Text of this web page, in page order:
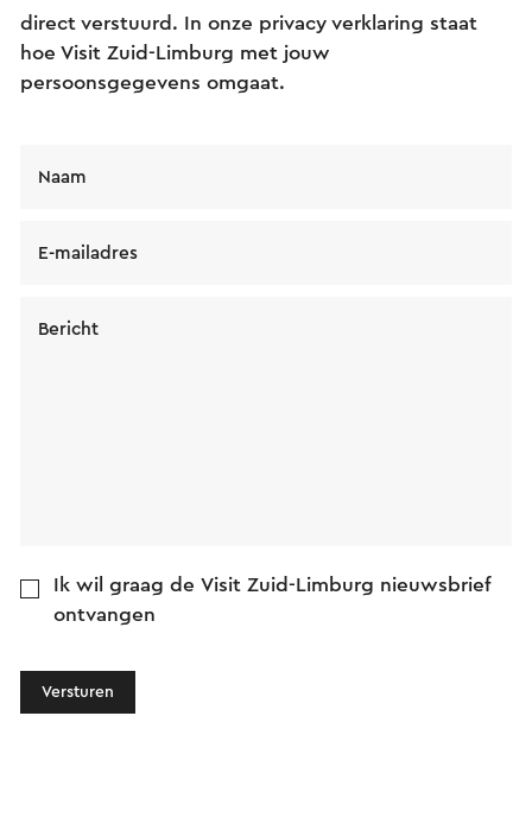
direct verstuurd. In onze privacy verklaring staat
hoe Visit Zuid-Limburg met jouw
persoonsgegevens omgaat.
Naam
E-mailadres
Bericht
Ik wil graag de Visit Zuid-Limburg nieuwsbrief
ontvangen
Versturen